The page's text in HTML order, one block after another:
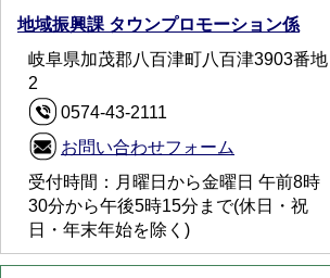
地域振興課 タウンプロモーション係
岐阜県加茂郡八百津町八百津3903番地
2
0574-43-2111
お問い合わせフォーム
受付時間：月曜日から金曜日 午前8時
30分から午後5時15分まで(休日・祝
日・年末年始を除く)